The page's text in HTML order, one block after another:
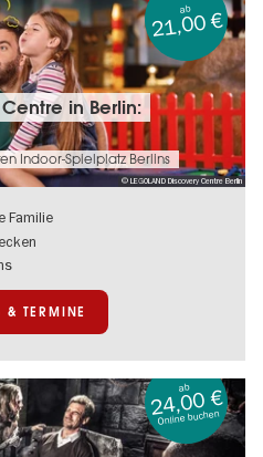
© LEGOLAND Discovery Centre Berlin
Centre in Berlin:
Indoor-Spielplatz Berlins
ab
21,00 €
Familie
& TERMINE
ab
24,00 €
Online buchen